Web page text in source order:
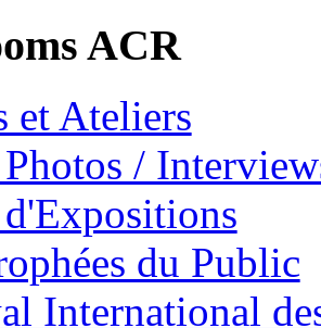
ACR
et Ateliers
/
du Public
International